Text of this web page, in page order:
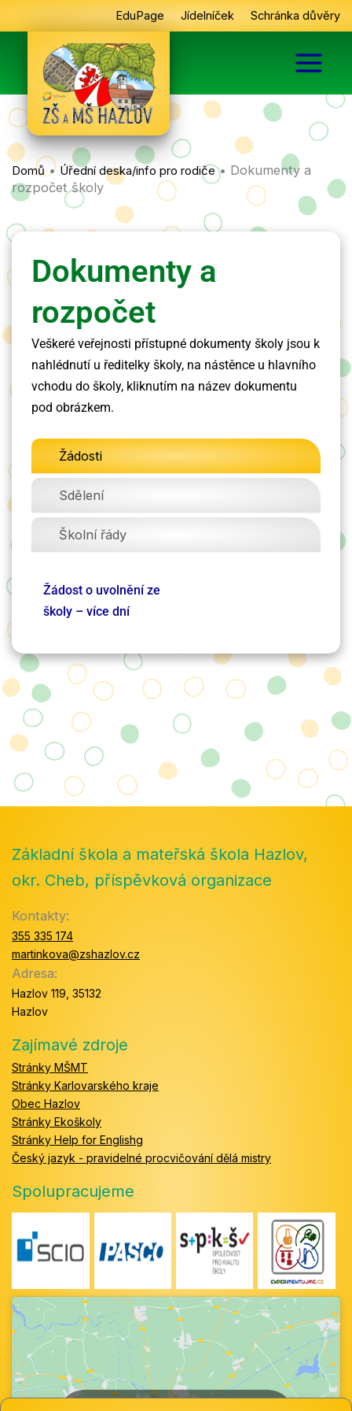
na
EduPage Jídelníček Schránka důvěry
Domů • Úřední deska/info pro rodiče• Dokumenty a
rozpočet školy
Dokumenty a
rozpočet
Veškeré veřejnosti přístupné dokumenty školy jsou k
nahlédnutí u ředitelky školy, na nástěnce u hlavního
vchodu do školy, kliknutím na název dokumentu
pod obrázkem.
Žádosti
Sdělení
Školní řády
Žádost o uvolnění ze
školy – více dní
Základní škola a mateřská škola Hazlov,
okr. Cheb, příspěvková organizace
Kontakty:
355 335 174
martinkova@zshazlov.cz
Adresa:
Hazlov 119, 35132
Hazlov
Zajímavé zdroje
Stránky MŠMT
Stránky Karlovarského kraje
Obec Hazlov
Stránky Ekoškoly
Stránky Help for Englishg
Český jazyk - pravidelné procvičování dělá mistry
Spolupracujeme